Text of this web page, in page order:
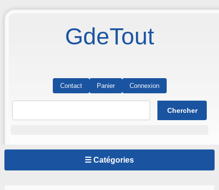
GdeTout
Contact Panier Connexion
☰ Catégories